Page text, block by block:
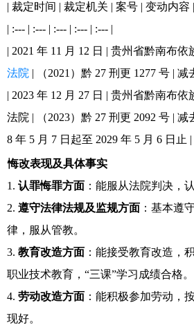
| 裁定时间 | 裁定机关 | 案号 | 变动内容
| :--- | :--- | :--- | :--- | :--- |
| 2021 年 11 月 12 日 | 贵州省黔南布依
法院 | （2021）黔 27 刑更 1277 号 |
| 2023 年 12 月 27 日 | 贵州省黔南布
法院 | （2023）黔 27 刑更 2092 号 | 减
8 年 5 月 7 日起至 2029 年 5 月 6 日止 |
悔改表现及具体事实
1. 认罪悔罪方面 ：能服从法院判决，
2. 遵守法律法规及监规方面 ：基本遵
律，服从管教。
3. 教育改造方面 ：能接受教育改造，
职业技术教育，“三课”学习成绩合格。
4. 劳动改造方面 ：能积极参加劳动，
现好。